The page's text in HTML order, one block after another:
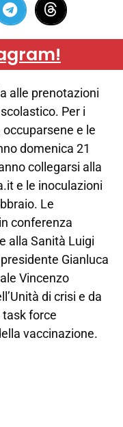
alle prenotazioni
Per i
e le
domenica 21
collegarsi alla
e le inoculazioni
Le
conferenza
alla Sanità Luigi
Gianluca
Vincenzo
di crisi e da
force
vaccinazione.